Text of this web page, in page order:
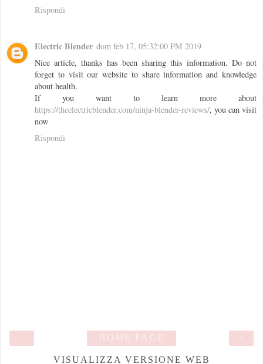
Rispondi
Electric Blender dom feb 17, 05:32:00 PM 2019
Nice article, thanks has been sharing this information. Do not
forget to visit our website to share information and knowledge
about health.
If you want to learn more about
https://theelectricblender.com/ninja-blender-reviews/, you can visit
now
Rispondi
›
HOME PAGE
VISUALIZZA VERSIONE WEB